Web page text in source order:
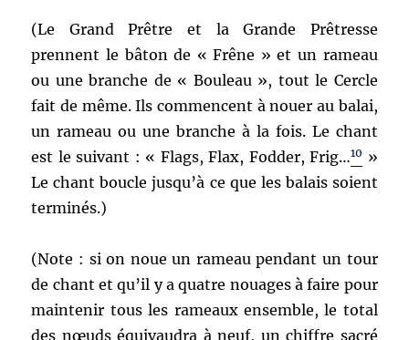
(Le Grand Prêtre et la Grande Prêtresse
prennent le bâton de « Frêne » et un rameau
ou une branche de « Bouleau », tout le Cercle
fait de même. Ils commencent à nouer au balai,
un rameau ou une branche à la fois. Le chant
est le suivant : « Flags, Flax, Fodder, Frig…10 »
Le chant boucle jusqu’à ce que les balais soient
terminés.)
(Note : si on noue un rameau pendant un tour
de chant et qu’il y a quatre nouages à faire pour
maintenir tous les rameaux ensemble, le total
des nœuds équivaudra à neuf, un chiffre sacré